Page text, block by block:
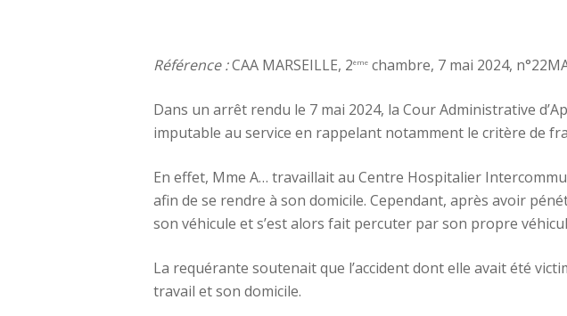
Référence :CAA MARSEILLE, 2ème chambre, 7 mai 2024,
Dans un arrêt rendu le 7 mai 2024, la Cour Administrative
imputable au service en rappelant notamment le critère de
En effet, Mme A… travaillait au Centre Hospitalier
afin de se rendre à son domicile. Cependant, après avoir
son véhicule et s’est alors fait percuter par son propre
La requérante soutenait que l’accident dont elle avait été
travail et son domicile.